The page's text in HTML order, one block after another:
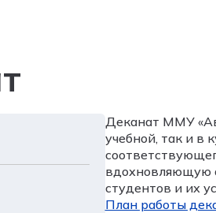
Деканат ММУ
учебной, так и в
вдохновляющую
студентов и их
План работы